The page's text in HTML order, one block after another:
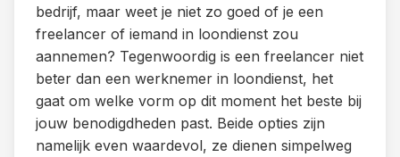
bedrijf, maar weet je niet zo goed of je een
freelancer of iemand in loondienst zou
aannemen? Tegenwoordig is een freelancer niet
beter dan een werknemer in loondienst, het
gaat om welke vorm op dit moment het beste bij
jouw benodigdheden past. Beide opties zijn
namelijk even waardevol, ze dienen simpelweg